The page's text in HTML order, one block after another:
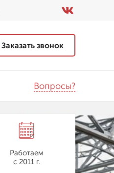
Заказать звонок
Вопросы?
Работаем
с 2011 г.